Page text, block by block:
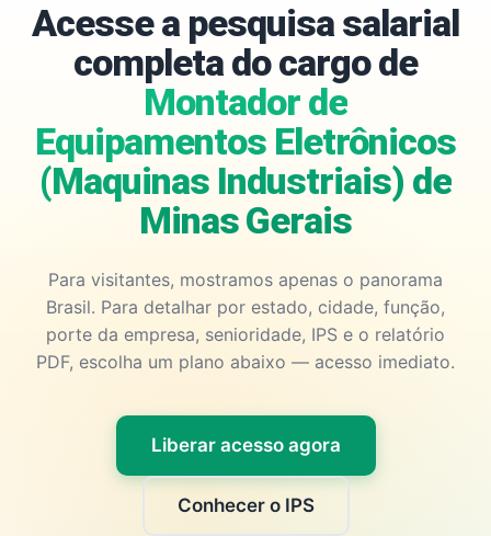
Acesse a pesquisa salarial
completa do cargo de
Montador de
Equipamentos Eletrônicos
(Maquinas Industriais) de
Minas Gerais
Para visitantes, mostramos apenas o panorama
Brasil. Para detalhar por estado, cidade, função,
porte da empresa, senioridade, IPS e o relatório
PDF, escolha um plano abaixo — acesso imediato.
Liberar acesso agora
Conhecer o IPS